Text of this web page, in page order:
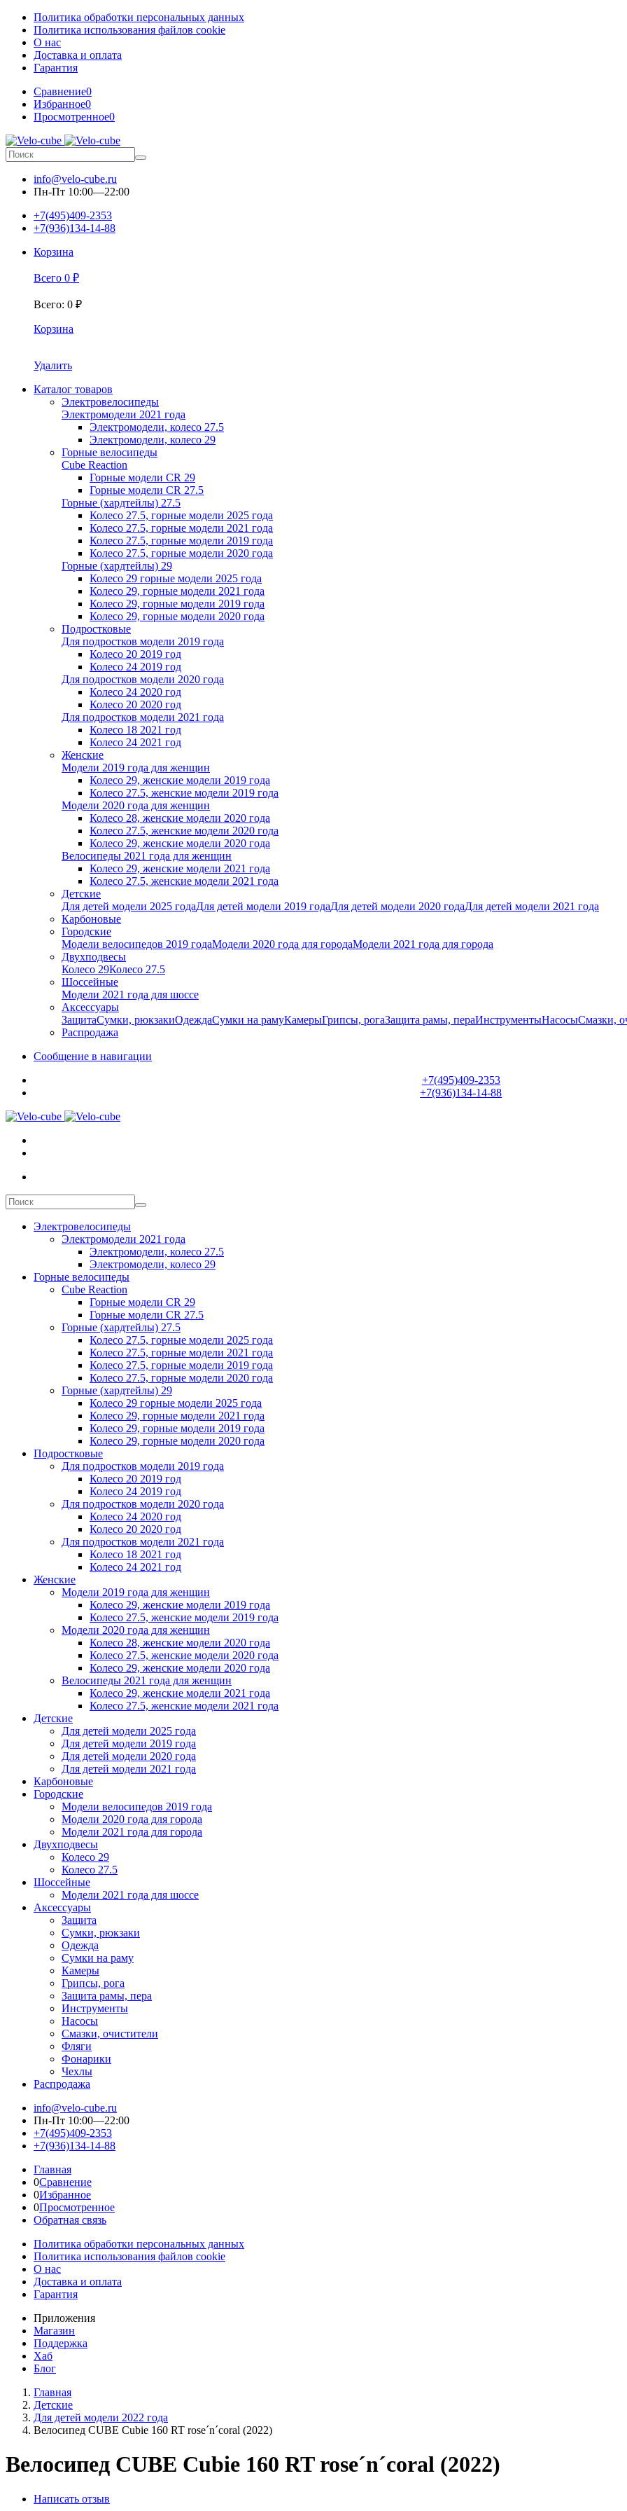
Политика обработки персональных данных
Политика использования файлов cookie
О нас
Доставка и оплата
Гарантия
Сравнение0
Избранное0
Просмотренное0
info@velo-cube.ru
Пн-Пт 10:00—22:00
+7(495)409-2353
+7(936)134-14-88
Корзина
Всего 0 ₽
Всего: 0 ₽
Корзина
Удалить
Каталог товаров
Электровелосипеды
Электромодели 2021 года
Электромодели, колесо 27.5
Электромодели, колесо 29
Горные велосипеды
Cube Reaction
Горные модели CR 29
Горные модели CR 27.5
Горные (хардтейлы) 27.5
Колесо 27.5, горные модели 2025 года
Колесо 27.5, горные модели 2021 года
Колесо 27.5, горные модели 2019 года
Колесо 27.5, горные модели 2020 года
Горные (хардтейлы) 29
Колесо 29 горные модели 2025 года
Колесо 29, горные модели 2021 года
Колесо 29, горные модели 2019 года
Колесо 29, горные модели 2020 года
Подростковые
Для подростков модели 2019 года
Колесо 20 2019 год
Колесо 24 2019 год
Для подростков модели 2020 года
Колесо 24 2020 год
Колесо 20 2020 год
Для подростков модели 2021 года
Колесо 18 2021 год
Колесо 24 2021 год
Женскиe
Модели 2019 года для женщин
Колесо 29, женские модели 2019 года
Колесо 27.5, женские модели 2019 года
Модели 2020 года для женщин
Колесо 28, женские модели 2020 года
Колесо 27.5, женские модели 2020 года
Колесо 29, женские модели 2020 года
Велосипеды 2021 года для женщин
Колесо 29, женские модели 2021 года
Колесо 27.5, женские модели 2021 года
Детские
Для детей модели 2025 годаДля детей модели 2019 годаДля детей модели 2020 годаДля детей модели 2021 года
Карбоновые
Городские
Модели велосипедов 2019 годаМодели 2020 года для городаМодели 2021 года для города
Двухподвесы
Колесо 29Колесо 27.5
Шоссейные
Модели 2021 года для шоссе
Аксессуары
ЗащитаСумки, рюкзакиОдеждаСумки на рамуКамерыГрипсы, рогаЗащита рамы, пераИнструментыНасосыСмазки,
Распродажа
Сообщение в навигации
+7(495)409-2353
+7(936)134-14-88
Электровелосипеды
Электромодели 2021 года
Электромодели, колесо 27.5
Электромодели, колесо 29
Горные велосипеды
Cube Reaction
Горные модели CR 29
Горные модели CR 27.5
Горные (хардтейлы) 27.5
Колесо 27.5, горные модели 2025 года
Колесо 27.5, горные модели 2021 года
Колесо 27.5, горные модели 2019 года
Колесо 27.5, горные модели 2020 года
Горные (хардтейлы) 29
Колесо 29 горные модели 2025 года
Колесо 29, горные модели 2021 года
Колесо 29, горные модели 2019 года
Колесо 29, горные модели 2020 года
Подростковые
Для подростков модели 2019 года
Колесо 20 2019 год
Колесо 24 2019 год
Для подростков модели 2020 года
Колесо 24 2020 год
Колесо 20 2020 год
Для подростков модели 2021 года
Колесо 18 2021 год
Колесо 24 2021 год
Женскиe
Модели 2019 года для женщин
Колесо 29, женские модели 2019 года
Колесо 27.5, женские модели 2019 года
Модели 2020 года для женщин
Колесо 28, женские модели 2020 года
Колесо 27.5, женские модели 2020 года
Колесо 29, женские модели 2020 года
Велосипеды 2021 года для женщин
Колесо 29, женские модели 2021 года
Колесо 27.5, женские модели 2021 года
Детские
Для детей модели 2025 года
Для детей модели 2019 года
Для детей модели 2020 года
Для детей модели 2021 года
Карбоновые
Городские
Модели велосипедов 2019 года
Модели 2020 года для города
Модели 2021 года для города
Двухподвесы
Колесо 29
Колесо 27.5
Шоссейные
Модели 2021 года для шоссе
Аксессуары
Защита
Сумки, рюкзаки
Одежда
Сумки на раму
Камеры
Грипсы, рога
Защита рамы, пера
Инструменты
Насосы
Смазки, очистители
Фляги
Фонарики
Чехлы
Распродажа
info@velo-cube.ru
Пн-Пт 10:00—22:00
+7(495)409-2353
+7(936)134-14-88
Главная
0Сравнение
0Избранное
0Просмотренное
Обратная связь
Политика обработки персональных данных
Политика использования файлов cookie
О нас
Доставка и оплата
Гарантия
Приложения
Магазин
Поддержка
Хаб
Блог
Главная
Детские
Для детей модели 2022 года
Велосипед CUBE Cubie 160 RT rose´n´coral (2022)
Велосипед CUBE Cubie 160 RT rose´n´coral (2022)
Написать отзыв